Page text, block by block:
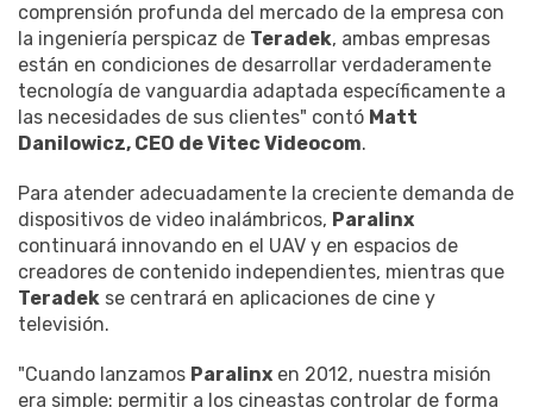
comprensión profunda del mercado de la empresa con
la ingeniería perspicaz de Teradek, ambas empresas
están en condiciones de desarrollar verdaderamente
tecnología de vanguardia adaptada específicamente a
las necesidades de sus clientes" contó Matt
Danilowicz, CEO de Vitec Videocom.
Para atender adecuadamente la creciente demanda de
dispositivos de video inalámbricos, Paralinx
continuará innovando en el UAV y en espacios de
creadores de contenido independientes, mientras que
Teradek se centrará en aplicaciones de cine y
televisión.
"Cuando lanzamos Paralinx en 2012, nuestra misión
era simple: permitir a los cineastas controlar de forma